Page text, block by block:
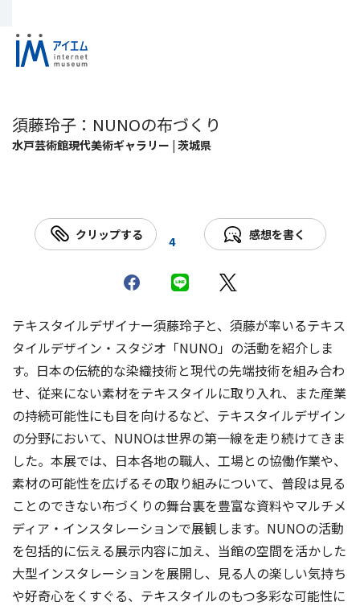
須藤玲子：NUNOの布づくり
水戸芸術館現代美術ギャラリー | 茨城県
クリップする 4 感想を書く
テキスタイルデザイナー須藤玲子と、須藤が率いるテキス
タイルデザイン・スタジオ「NUNO」の活動を紹介しま
す。日本の伝統的な染織技術と現代の先端技術を組み合わ
せ、従来にない素材をテキスタイルに取り入れ、また産業
の持続可能性にも目を向けるなど、テキスタイルデザイン
の分野において、NUNOは世界の第一線を走り続けてきま
した。本展では、日本各地の職人、工場との協働作業や、
素材の可能性を広げるその取り組みについて、普段は見る
ことのできない布づくりの舞台裏を豊富な資料やマルチメ
ディア・インスタレーションで展観します。NUNOの活動
を包括的に伝える展示内容に加え、当館の空間を活かした
大型インスタレーションを展開し、見る人の楽しい気持ち
や好奇心をくすぐる、テキスタイルのもつ多彩な可能性に